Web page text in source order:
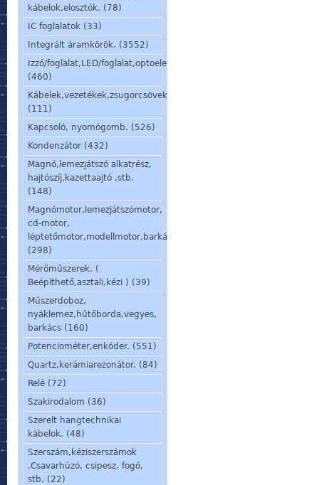
kábelok,elosztók. (78)
IC foglalatok (33)
Integrált áramkörök. (3552)
Izzó/foglalat,LED/foglalat,optoelem,kijelző,jelzőlámpa.
(460)
Kábelek,vezetékek,zsugorcsövek,szigetelőcsövek.
(111)
Kapcsoló, nyomógomb. (526)
Kondenzátor (432)
Magnó,lemezjátszó alkatrész,
hajtószíj,kazettaajtó ,stb.
(148)
Magnómotor,lemezjátszómotor,
cd-motor,
léptetőmotor,modellmotor,barkácsmotor.
(298)
Mérőműszerek. (
Beépíthető,asztali,kézi ) (39)
Műszerdoboz,
nyáklemez,hűtőborda,vegyes,
barkács (160)
Potenciométer,enkóder. (551)
Quartz,kerámiarezonátor. (84)
Relé (72)
Szakirodalom (36)
Szerelt hangtechnikai
kábelok. (48)
Szerszám,kéziszerszámok
.Csavarhúzó, csipesz, fogó,
stb. (22)